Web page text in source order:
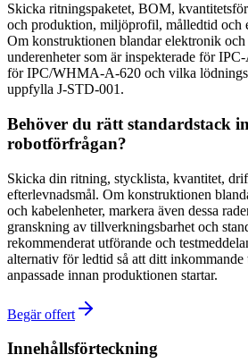
Skicka ritningspaketet, BOM,
och produktion, miljöprofil, målledtid och
Om konstruktionen blandar elektronik
underenheter som är inspekterade för
för IPC/WHMA-A-620 och vilka
uppfylla J-STD-001.
Behöver du rätt standardstack
robotförfrågan?
Skicka din ritning, stycklista, kvantitet,
efterlevnadsmål. Om konstruktionen
och kabelenheter, markera även dessa
granskning av tillverkningsbarhet och
rekommenderat utförande och
alternativ för ledtid så att ditt inkommande
anpassade innan produktionen startar.
Begär offert
Innehållsförteckning